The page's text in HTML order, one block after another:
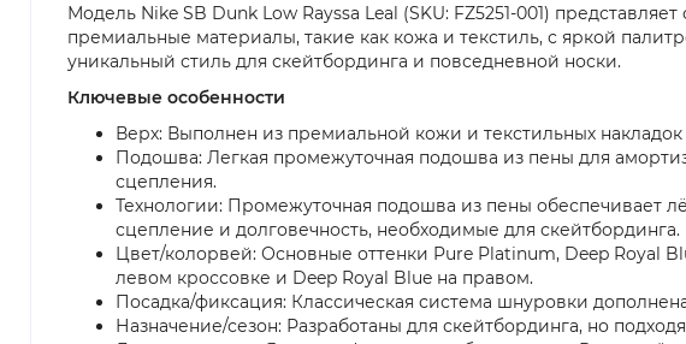
Модель Nike SB Dunk Low Rayssa Leal (SKU: FZ5251-001)
премиальные материалы, такие как кожа и текстиль, с яркой
уникальный стиль для скейтбординга и повседневной носки.
Ключевые особенности
Верх: Выполнен из премиальной кожи и текстильных
Подошва: Легкая промежуточная подошва из пены для
сцепления.
Технологии: Промежуточная подошва из пены обеспечивает
сцепление и долговечность, необходимые для скейтбординга.
Цвет/колорвей: Основные оттенки Pure Platinum, Deep Royal
левом кроссовке и Deep Royal Blue на правом.
Посадка/фиксация: Классическая система шнуровки
Назначение/сезон: Разработаны для скейтбординга, но